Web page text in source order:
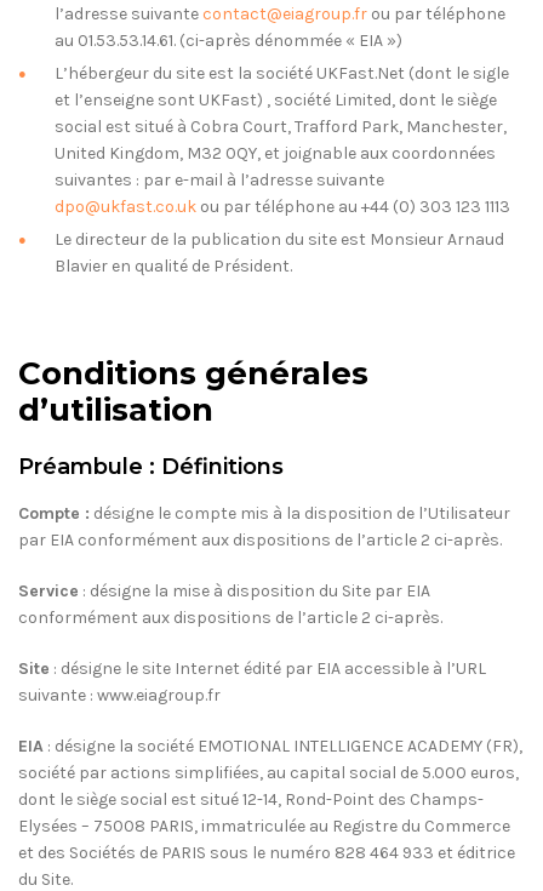
l’adresse suivante contact@eiagroup.fr ou par téléphone
au 01.53.53.14.61. (ci-après dénommée « EIA »)
L’hébergeur du site est la société UKFast.Net (dont le sigle
et l’enseigne sont UKFast) , société Limited, dont le siège
social est situé à Cobra Court, Trafford Park, Manchester,
United Kingdom, M32 0QY, et joignable aux coordonnées
suivantes : par e-mail à l’adresse suivante
dpo@ukfast.co.uk ou par téléphone au +44 (0) 303 123 1113
Le directeur de la publication du site est Monsieur Arnaud
Blavier en qualité de Président.
Conditions générales
d’utilisation
Préambule : Définitions
Compte : désigne le compte mis à la disposition de l’Utilisateur
par EIA conformément aux dispositions de l’article 2 ci-après.
Service : désigne la mise à disposition du Site par EIA
conformément aux dispositions de l’article 2 ci-après.
Site : désigne le site Internet édité par EIA accessible à l’URL
suivante : www.eiagroup.fr
EIA : désigne la société EMOTIONAL INTELLIGENCE ACADEMY (FR),
société par actions simplifiées, au capital social de 5.000 euros,
dont le siège social est situé 12-14, Rond-Point des Champs-
Elysées – 75008 PARIS, immatriculée au Registre du Commerce
et des Sociétés de PARIS sous le numéro 828 464 933 et éditrice
du Site.